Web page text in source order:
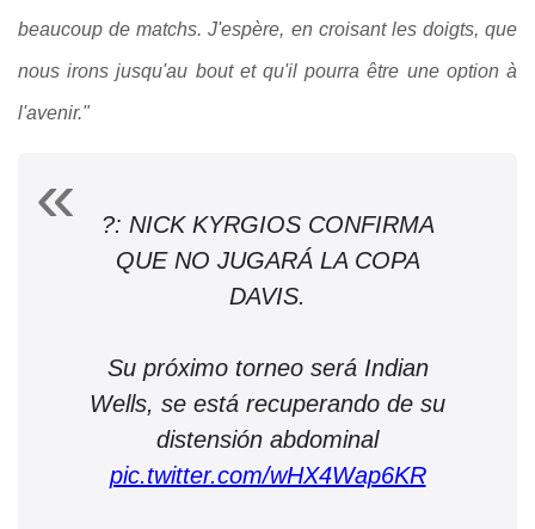
beaucoup de matchs. J'espère, en croisant les doigts, que
nous irons jusqu'au bout et qu'il pourra être une option à
l'avenir."
?: NICK KYRGIOS CONFIRMA
QUE NO JUGARÁ LA COPA
DAVIS.
Su próximo torneo será Indian
Wells, se está recuperando de su
distensión abdominal
pic.twitter.com/wHX4Wap6KR